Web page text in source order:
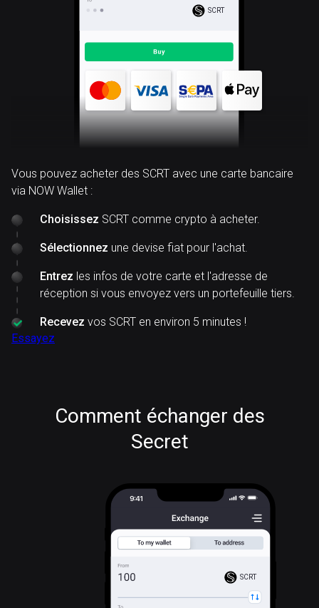
SCRT
Vous pouvez acheter des SCRT avec une carte bancaire
via NOW Wallet :
Choisissez SCRT comme crypto à acheter.
Sélectionnez une devise fiat pour l'achat.
Entrez les infos de votre carte et l'adresse de
réception si vous envoyez vers un portefeuille tiers.
Recevez vos SCRT en environ 5 minutes !
Essayez
Comment échanger des
Secret
SCRT